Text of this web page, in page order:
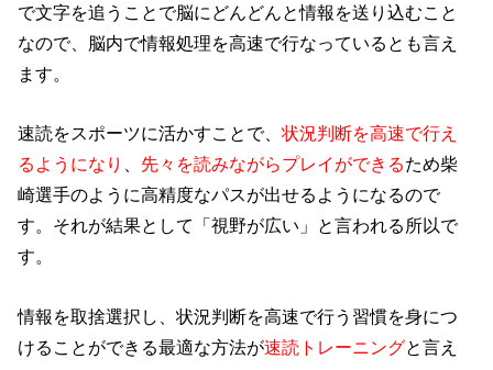
で文字を追うことで脳にどんどんと情報を送り込むこと
なので、脳内で情報処理を高速で行なっているとも言え
ます。
速読をスポーツに活かすことで、状況判断を高速で行え
るようになり
先々を読みながらプレイができるため柴
崎選手のように高精度なパスが出せるようになるので
す。それが結果として「視野が広い」と言われる所以で
す。
情報を取捨選択し、状況判断を高速で行う習慣を身につ
けることができる最適な方法が速読トレーニングと言え